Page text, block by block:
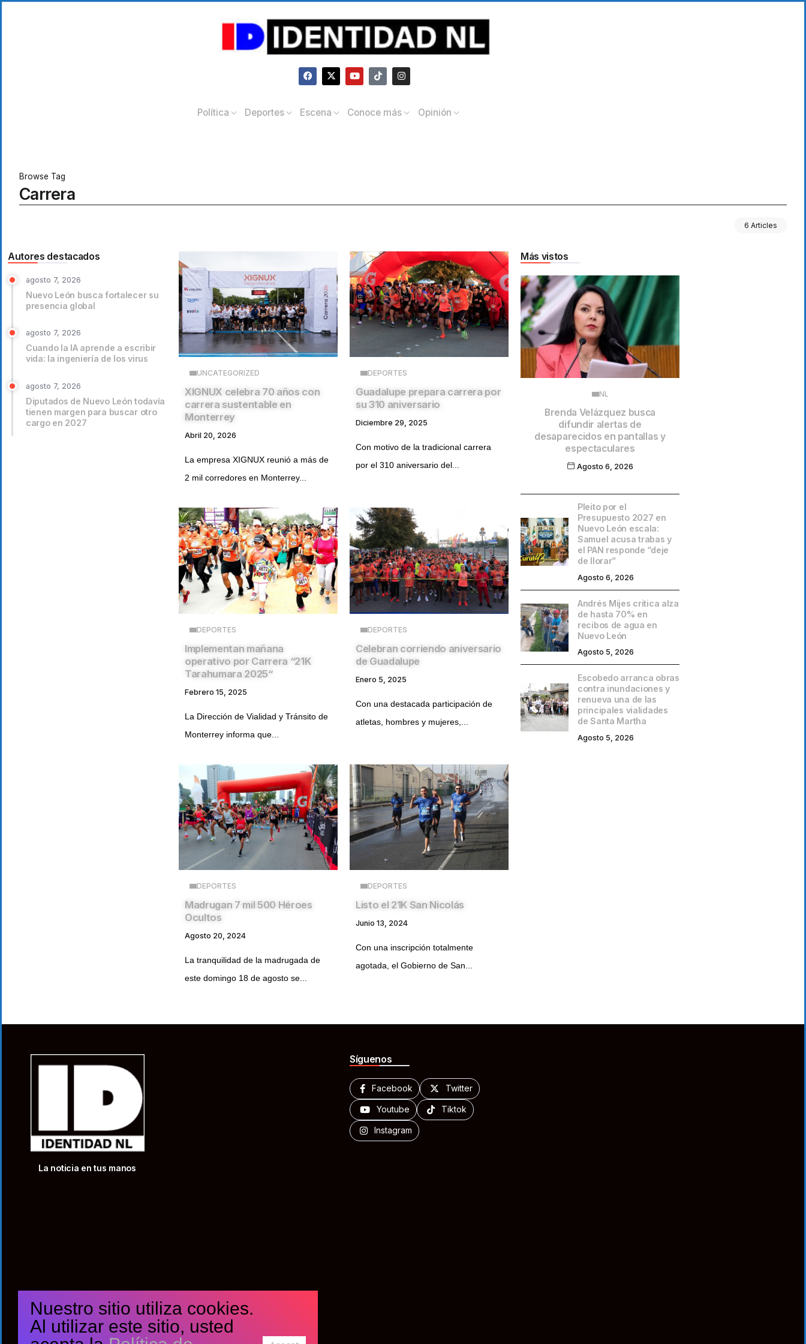
Política Deportes Escena Conoce más Opinión
Browse Tag
Carrera
6 Articles
Autores destacados
agosto 7, 2026
Nuevo León busca fortalecer su
presencia global
agosto 7, 2026
Cuando la IA aprende a escribir
vida: la ingeniería de los virus
agosto 7, 2026
Diputados de Nuevo León todavía
tienen margen para buscar otro
cargo en 2027
UNCATEGORIZED
XIGNUX celebra 70 años con
carrera sustentable en
Monterrey
Abril 20, 2026
La empresa XIGNUX reunió a más de
2 mil corredores en Monterrey...
DEPORTES
Guadalupe prepara carrera por
su 310 aniversario
Diciembre 29, 2025
Con motivo de la tradicional carrera
por el 310 aniversario del...
DEPORTES
Implementan mañana
operativo por Carrera “21K
Tarahumara 2025“
Febrero 15, 2025
La Dirección de Vialidad y Tránsito de
Monterrey informa que...
DEPORTES
Celebran corriendo aniversario
de Guadalupe
Enero 5, 2025
Con una destacada participación de
atletas, hombres y mujeres,...
DEPORTES
Madrugan 7 mil 500 Héroes
Ocultos
Agosto 20, 2024
La tranquilidad de la madrugada de
este domingo 18 de agosto se...
DEPORTES
Listo el 21K San Nicolás
Junio 13, 2024
Con una inscripción totalmente
agotada, el Gobierno de San...
Más vistos
NL
Brenda Velázquez busca
difundir alertas de
desaparecidos en pantallas y
espectaculares
Agosto 6, 2026
Pleito por el
Presupuesto 2027 en
Nuevo León escala:
Samuel acusa trabas y
el PAN responde “deje
de llorar”
Agosto 6, 2026
Andrés Mijes critica alza
de hasta 70% en
recibos de agua en
Nuevo León
Agosto 5, 2026
Escobedo arranca obras
contra inundaciones y
renueva una de las
principales vialidades
de Santa Martha
Agosto 5, 2026
La noticia en tus manos
Síguenos
Facebook Twitter
Youtube Tiktok
Instagram
Nuestro sitio utiliza cookies.
Al utilizar este sitio, usted